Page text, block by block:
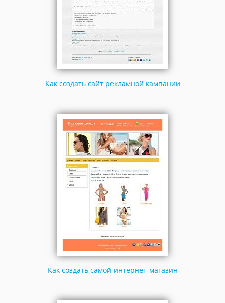
Как создать сайт рекламной кампании
Как создать самой интернет-магазин